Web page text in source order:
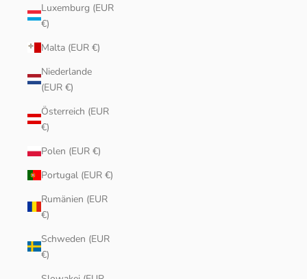
Luxemburg (EUR
€)
Malta (EUR €)
Niederlande
(EUR €)
Österreich (EUR
€)
Polen (EUR €)
Portugal (EUR €)
Rumänien (EUR
€)
Schweden (EUR
€)